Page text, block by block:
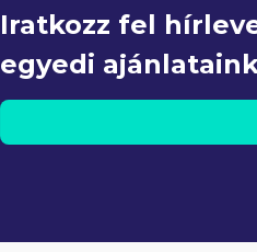
Iratkozz fel
egyedi